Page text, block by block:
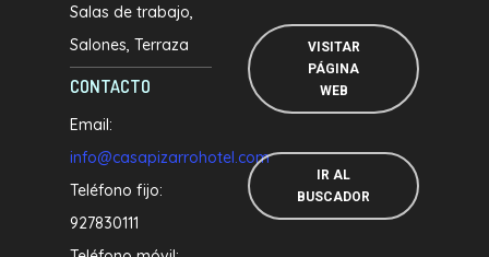
Salas de trabajo
Salones Terraza
CONTACTO
Email:
info@casapizarrohotel.com
Teléfono fijo:
927830111
VISITAR
PÁGINA
WEB
IR AL
BUSCADOR